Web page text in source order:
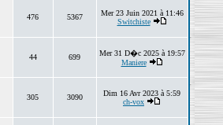
476 5367
Mer 23 Juin 2021 à 11:46
Switchiste
44 699
Mer 31 D�c 2025 à 19:57
Maniere
305 3090
Dim 16 Avr 2023 à 5:59
ch-vox